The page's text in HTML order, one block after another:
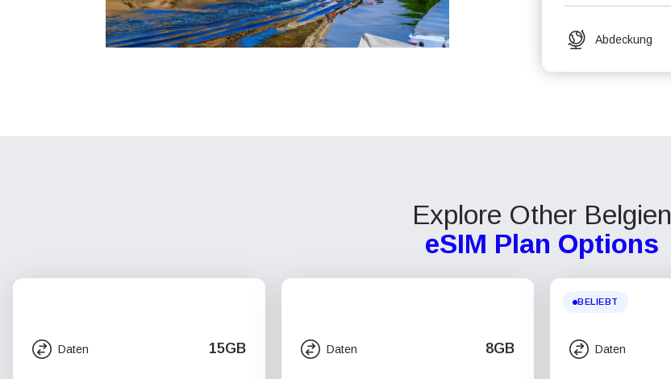
Abdeckung
Explore Other Belgien
eSIM Plan Options
Daten 15GB Daten 8GB
BELIEBT
Daten